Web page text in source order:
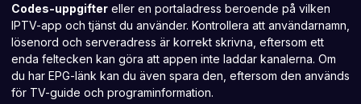
Codes-uppgifter eller en portaladress beroende på vilken
IPTV-app och tjänst du använder. Kontrollera att användarnamn,
lösenord och serveradress är korrekt skrivna, eftersom ett
enda feltecken kan göra att appen inte laddar kanalerna. Om
du har EPG-länk kan du även spara den, eftersom den används
för TV-guide och programinformation.